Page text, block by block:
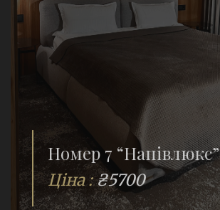
Номер 7 “Напівлюкс”
Ціна :₴5700